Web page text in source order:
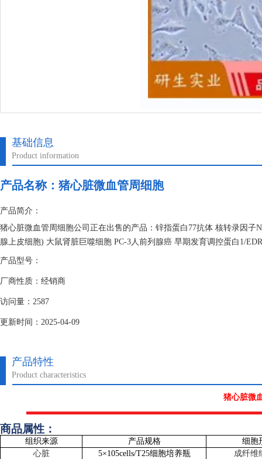
基础信息
Product information
产品名称： 猪心脏微血管周细胞
产品简介：
猪心脏微血管周细胞公司正在出售的产品：锌指蛋白77抗体 核转录因
腺上皮细胞) 大鼠肾脏巨噬细胞 PC-3人前列腺癌 早期发育调控蛋白1/
产品型号：
厂商性质：经销商
访问量：2587
更新时间：2025-04-09
产品特性
Product characteristics
猪心脏微
商品属性：
组织来源 产品规格
细胞
心脏
5×105cells/T25细胞培养瓶 成纤维